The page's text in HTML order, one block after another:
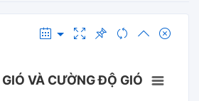
VÀ CƯỜNG ĐỘ GIÓ